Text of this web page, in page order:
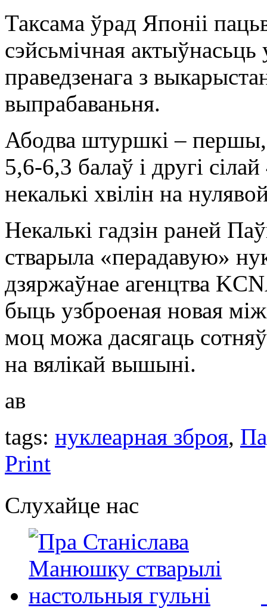
Таксама ўрад Японіі
сэйсьмічная
праведзенага з
выпрабаваньня.
Абодва штуршкі – першы,
5,6-6,3 балаў і другі
некалькі хвілін на
Некалькі гадзін раней
стварыла «перадавую»
дзяржаўнае агенцтва
быць узброеная новая
моц можа дасягаць
на вялікай вышыні.
ав
tags: нуклеарная зброя,
Print
Слухайце нас